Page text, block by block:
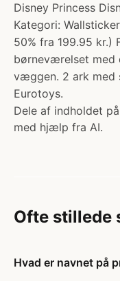
Disney Princess
Kategori:
50% fra 199.95 kr.)
børneværelset
væggen. 2 ark med
Eurotoys.
Dele af indholdet
med hjælp fra AI.
Ofte stillede
Hvad er navnet på